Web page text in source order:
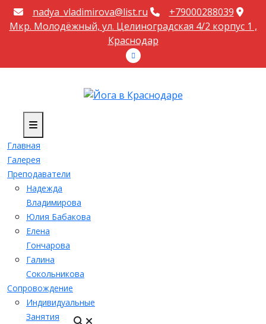
Перейти
содержимому
nadya_vladimirova@list.ru
+79000288039
Мкр. Молодëжный, ул. Целиноградская 4/2 корпус 1 ,
Краснодар
Главная
Галерея
Преподаватели
Надежда
Владимирова
Юлия Бабакова
Елена
Гончарова
Галина
Сокольникова
Сопровождение
Индивидуальные
Занятия